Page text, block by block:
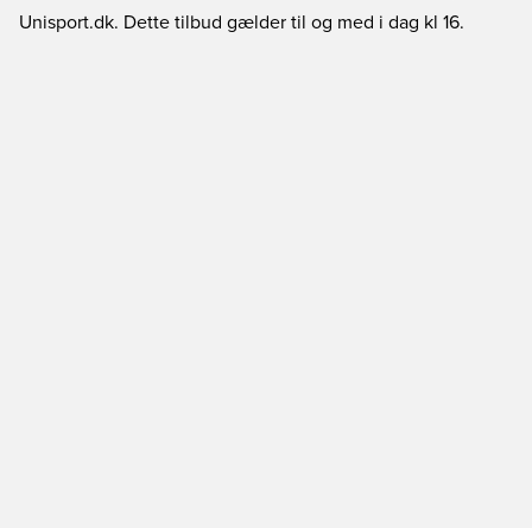
Unisport.dk. Dette tilbud gælder til og med i dag kl 16.